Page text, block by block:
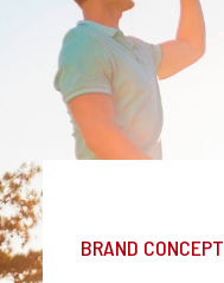
BRAND CONCEPT